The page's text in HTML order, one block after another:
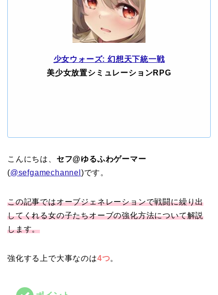
少女ウォーズ: 幻想天下統一戦
美少女放置シミュレーションRPG
こんにちは、 セフ@ゆるふわゲーマー
(@sefgamechannel )です。
この記事ではオーブジェネレーションで戦闘に繰り出
してくれる女の子たちオーブの強化方法について解説
します。
強化する上で大事なのは4つ。